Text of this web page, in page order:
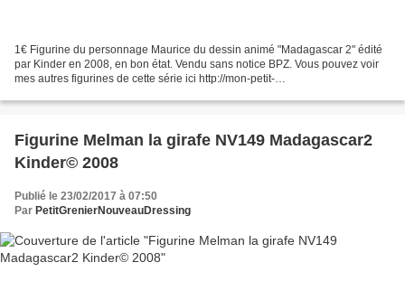
1€ Figurine du personnage Maurice du dessin animé "Madagascar 2" édité
par Kinder en 2008, en bon état. Vendu sans notice BPZ. Vous pouvez voir
mes autres figurines de cette série ici http://mon-petit-
Figurine Melman la girafe NV149 Madagascar2
Kinder© 2008
Publié le 23/02/2017 à 07:50
Par PetitGrenierNouveauDressing